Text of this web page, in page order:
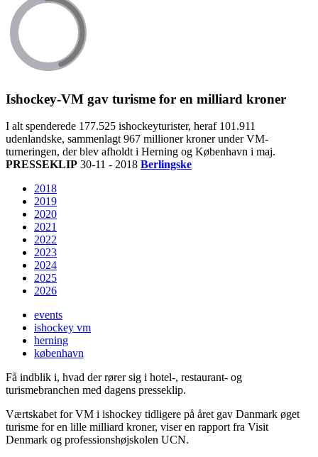
Ishockey-VM gav turisme for en milliard kroner
I alt spenderede 177.525 ishockeyturister, heraf 101.911
udenlandske, sammenlagt 967 millioner kroner under VM-
turneringen, der blev afholdt i Herning og København i maj.
PRESSEKLIP 30-11 - 2018 Berlingske
2018
2019
2020
2021
2022
2023
2024
2025
2026
events
ishockey vm
herning
københavn
Få indblik i, hvad der rører sig i hotel-, restaurant- og
turismebranchen med dagens presseklip.
Værtskabet for VM i ishockey tidligere på året gav Danmark øget
turisme for en lille milliard kroner, viser en rapport fra Visit
Denmark og professionshøjskolen UCN.